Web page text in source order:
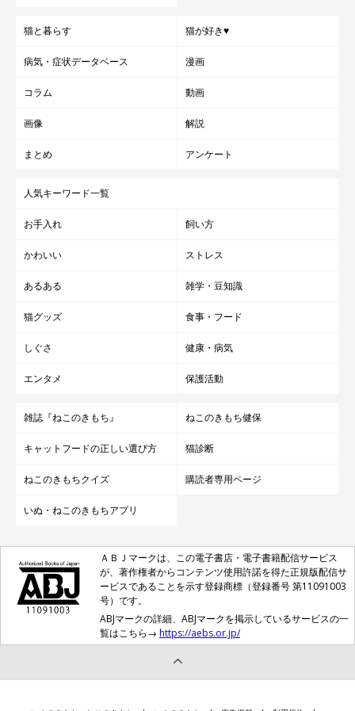
猫と暮らす 猫が好き♥
病気・症状データベース 漫画
コラム 動画
画像 解説
まとめ アンケート
人気キーワード一覧
お手入れ 飼い方
かわいい ストレス
あるある 雑学・豆知識
猫グッズ 食事・フード
しぐさ 健康・病気
エンタメ 保護活動
雑誌『ねこのきもち』 ねこのきもち健保
キャットフードの正しい選び方 猫診断
ねこのきもちクイズ 購読者専用ページ
いぬ・ねこのきもちアプリ
ＡＢＪマークは、この電子書店・電子書籍配信サービス
が、著作権者からコンテンツ使用許諾を得た正規版配信サ
ービスであることを示す登録商標（登録番号 第11091003
号）です。
ABJマークの詳細、ABJマークを掲示しているサービスの一
覧はこちら→ https://aebs.or.jp/